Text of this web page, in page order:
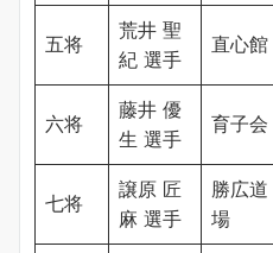
五将
荒井 聖
紀 選手
直心館
六将
藤井 優
生 選手
育子会
七将
譲原 匠
麻 選手
勝広道
場